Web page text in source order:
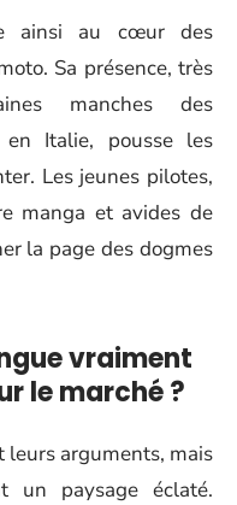
ainsi au cœur des
Sa présence, très
manches des
Italie, pousse les
Les jeunes pilotes,
manga et avides de
la page des dogmes
vraiment
le marché ?
leurs arguments, mais
un paysage éclaté.